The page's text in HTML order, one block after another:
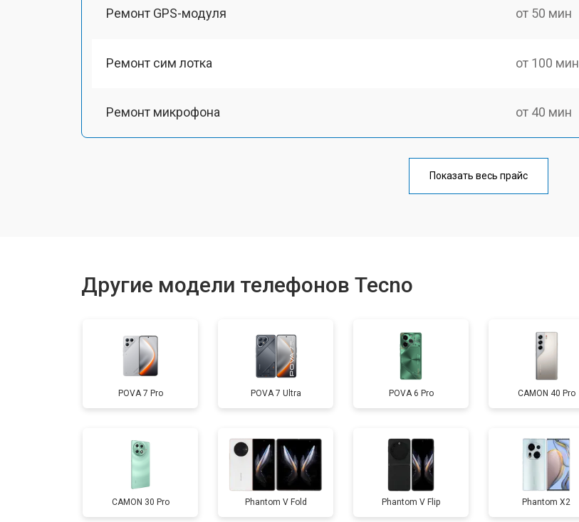
Ремонт GPS-модуля от 50 мин
Ремонт сим лотка от 100 мин
Ремонт микрофона от 40 мин
от 70 мин
Замена задней крышки от 60 мин
Замена дисплея (экрана) от 60 мин
Замена аккумулятора от 60 мин
Замена кнопки включения от 50 мин
Показать весь прайс
Другие модели телефонов Tecno
POVA 7 Pro POVA 7 Ultra POVA 6 Pro CAMON 40 Pro
CAMON 30 Pro Phantom V Fold Phantom V Flip Phantom X2